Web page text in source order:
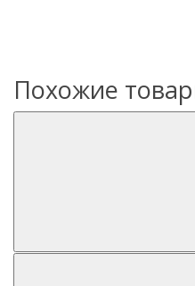
Похожие